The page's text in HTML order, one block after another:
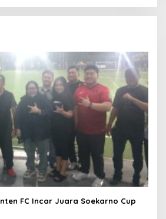
FC Incar Juara Soekarno Cup